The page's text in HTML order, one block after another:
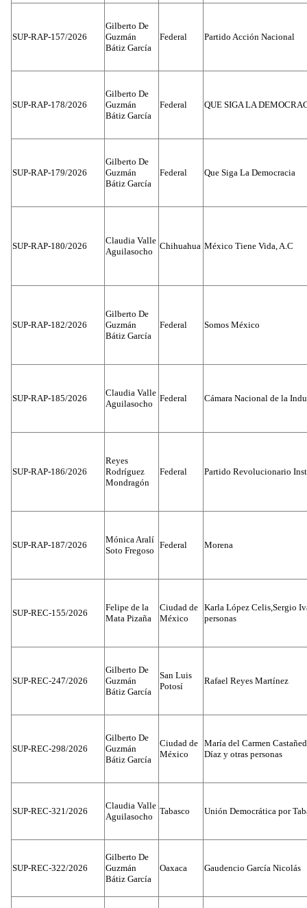
SUP-RAP-157/2026
Gilberto De
Guzmán
Bátiz García
Federal Partido Acción Nacional
SUP-RAP-178/2026
Gilberto De
Guzmán
Bátiz García
Federal QUE SIGA LA
SUP-RAP-179/2026
Gilberto De
Guzmán
Bátiz García
Federal Que Siga La Democracia
SUP-RAP-180/2026
Claudia Valle
Aguilasocho
Chihuahua México Tiene Vida, A.C
SUP-RAP-182/2026
Gilberto De
Guzmán
Bátiz García
Federal Somos México
SUP-RAP-185/2026
Claudia Valle
Aguilasocho
Federal Cámara Nacional de la
SUP-RAP-186/2026
Reyes
Rodríguez
Mondragón
Federal Partido Revolucionario
SUP-RAP-187/2026
Mónica Aralí
Soto Fregoso
Federal Morena
SUP-REC-155/2026
Felipe de la
Mata Pizaña
Ciudad de
México
Karla López Celis,Sergio
personas
SUP-REC-247/2026
Gilberto De
Guzmán
Bátiz García
San Luis
Potosí
Rafael Reyes Martínez
SUP-REC-298/2026
Gilberto De
Guzmán
Bátiz García
Ciudad de
México
María del Carmen
Díaz y otras personas
SUP-REC-321/2026
Claudia Valle
Aguilasocho
Tabasco Unión Democrática por
SUP-REC-322/2026
Gilberto De
Guzmán
Bátiz García
Oaxaca Gaudencio García Nicolás